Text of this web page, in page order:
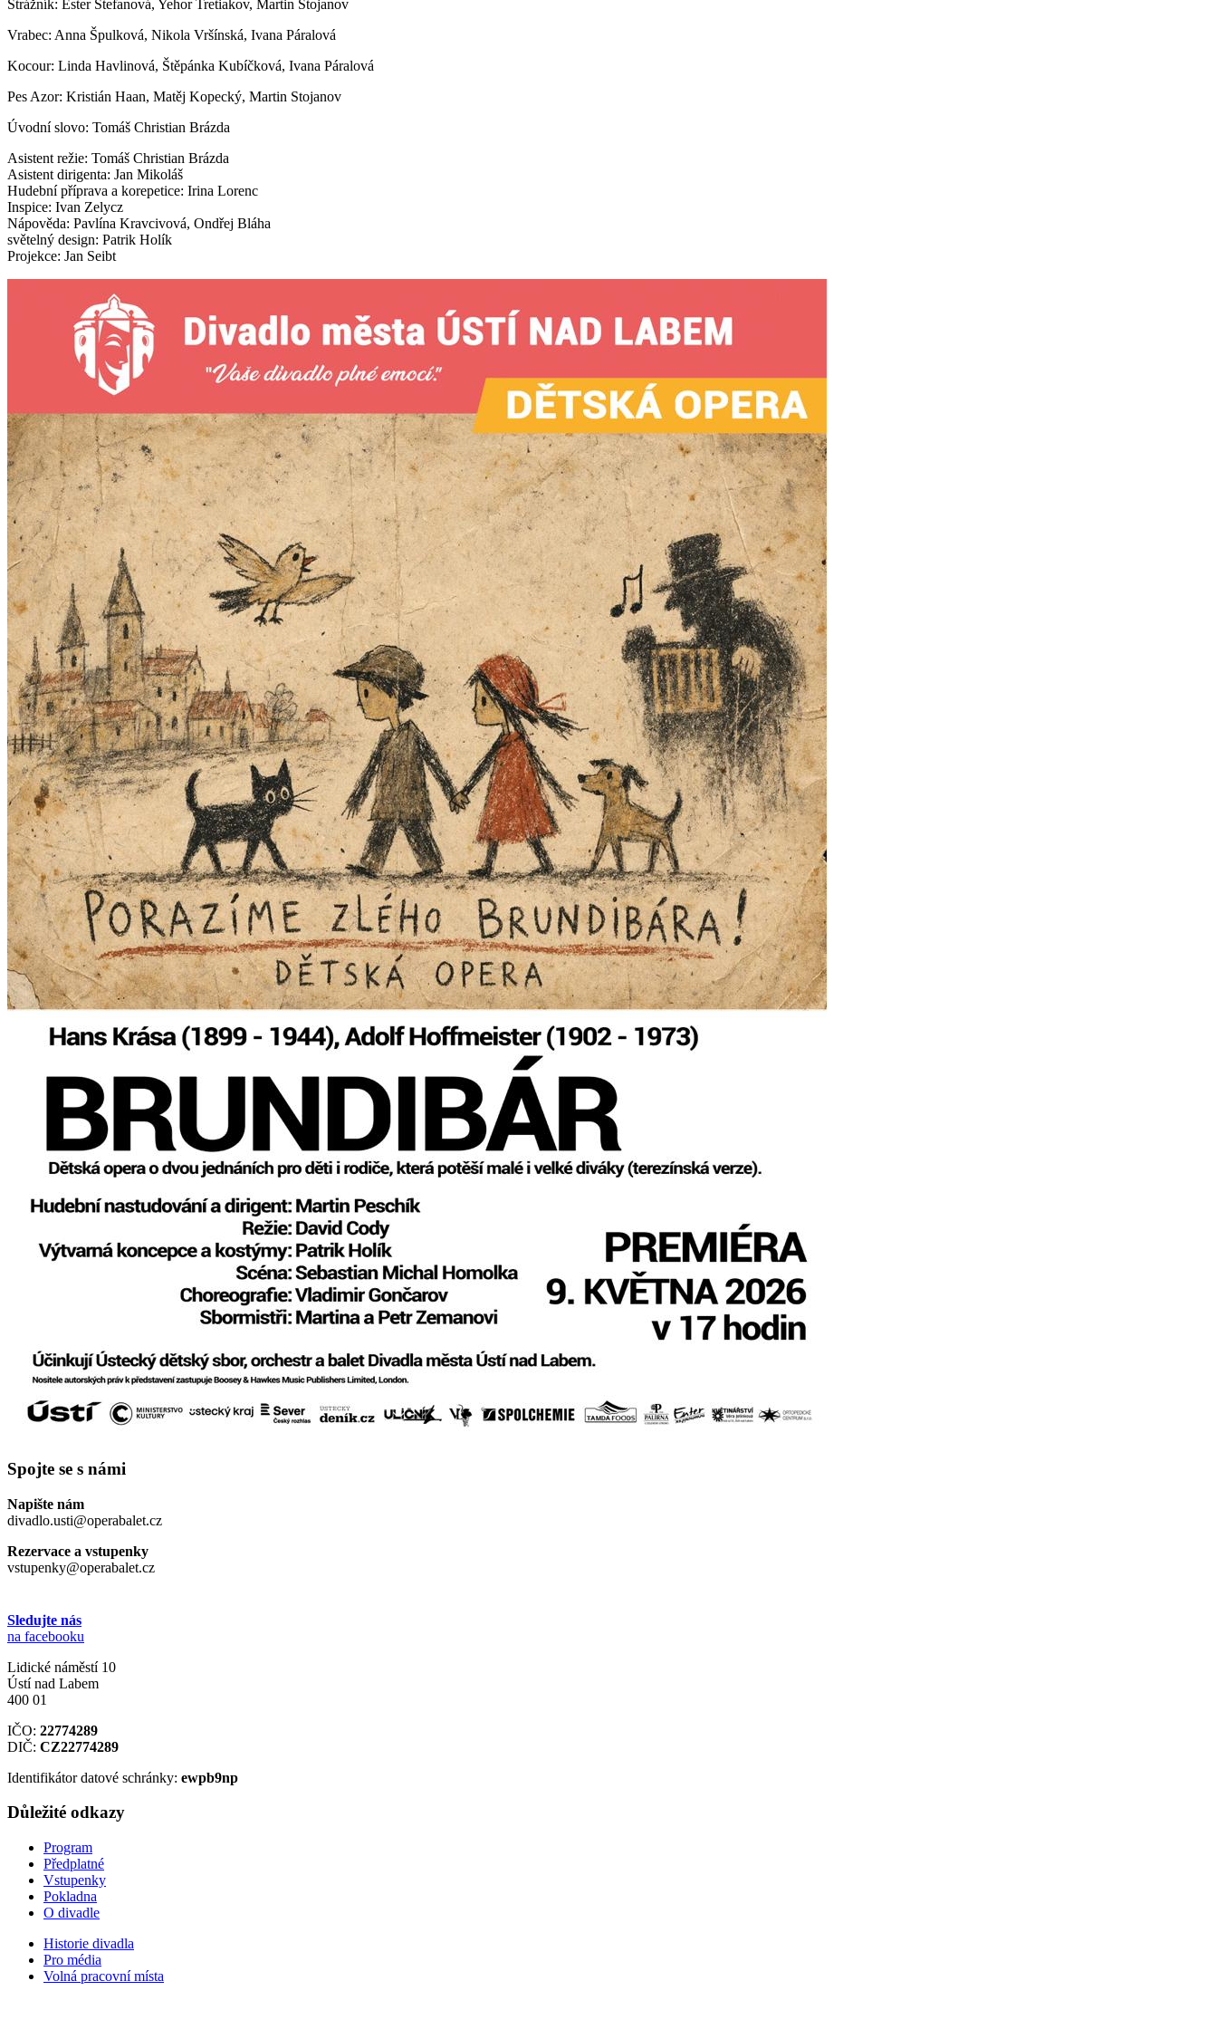
Strážník: Ester Štefanová, Yehor Tretiakov, Martin Stojanov
Vrabec: Anna Špulková, Nikola Vršínská, Ivana Páralová
Kocour: Linda Havlinová, Štěpánka Kubíčková, Ivana Páralová
Pes Azor: Kristián Haan, Matěj Kopecký, Martin Stojanov
Úvodní slovo: Tomáš Christian Brázda
Asistent režie: Tomáš Christian Brázda
Asistent dirigenta: Jan Mikoláš
Hudební příprava a korepetice: Irina Lorenc
Inspice: Ivan Zelycz
Nápověda: Pavlína Kravcivová, Ondřej Bláha
světelný design: Patrik Holík
Projekce: Jan Seibt
Spojte se s námi
Napište nám
divadlo.usti@operabalet.cz
Rezervace a vstupenky
vstupenky@operabalet.cz
Sledujte nás
na facebooku
Lidické náměstí 10
Ústí nad Labem
400 01
IČO: 22774289
DIČ: CZ22774289
Identifikátor datové schránky: ewpb9np
Důležité odkazy
Program
Předplatné
Vstupenky
Pokladna
O divadle
Historie divadla
Pro média
Volná pracovní místa